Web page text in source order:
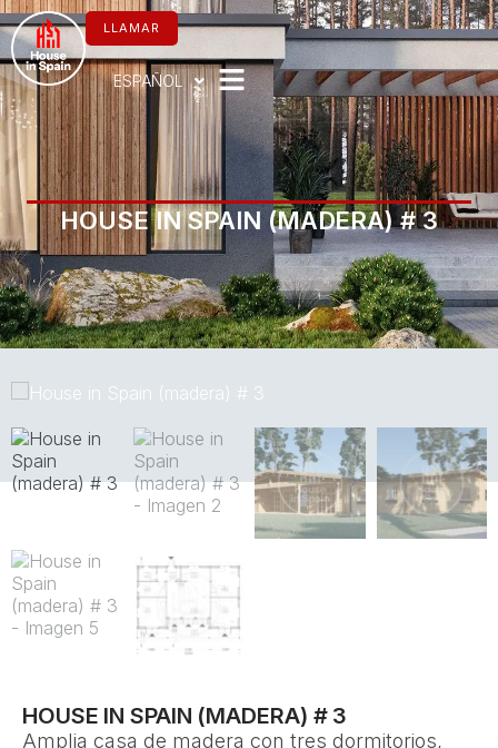
Ir
al
contenido
LLAMAR
ESPAÑOL
HOUSE IN SPAIN (MADERA) # 3
HOUSE IN SPAIN (MADERA) # 3
Amplia casa de madera con tres dormitorios,